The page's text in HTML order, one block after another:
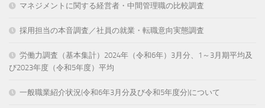
マネジメントに関する経営者・中間管理職の比較調査
採用担当の本音調査／社員の就業・転職意向実態調査
労働力調査（基本集計）2024年（令和6年）3月分、1～3月期平均及
び2023年度（令和5年度）平均
一般職業紹介状況(令和6年3月分及び令和5年度分)について